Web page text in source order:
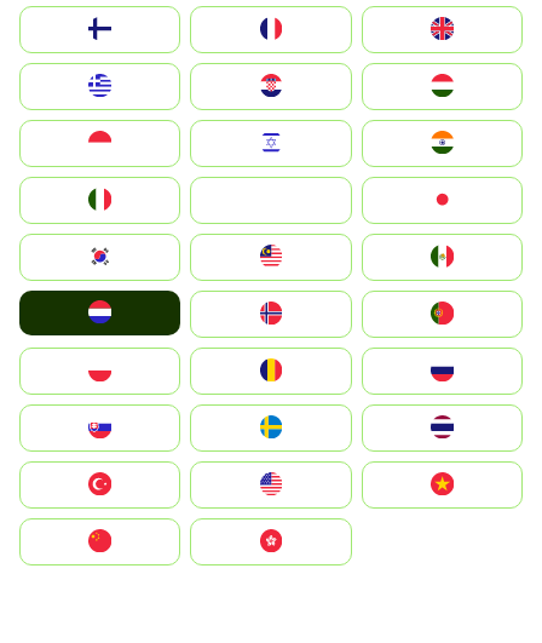
United Kingdom
Magyarország
South Korea
United States
中國香港特別行政區